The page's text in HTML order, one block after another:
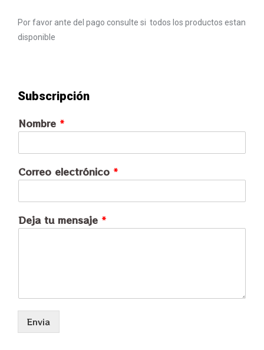
Por favor ante del pago consulte si todos los productos estan
disponible
Subscripción
Nombre *
Correo electrónico *
Deja tu mensaje *
Envia